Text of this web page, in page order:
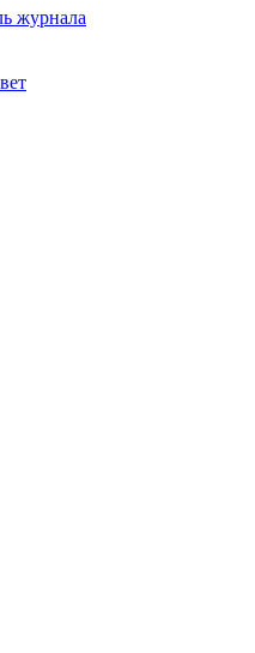
журнала